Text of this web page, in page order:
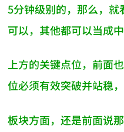
5分钟级别的，那么，
可以，其他都可以当成
上方的关键点位，前面
位必须有效突破并站稳
板块方面，还是前面说